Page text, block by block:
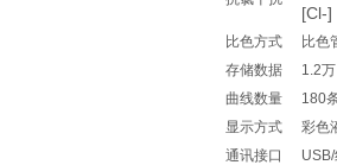
[Cl-
比色方式
比色
存储数据
1.2万
曲线数量
180
显示方式
彩色
通讯接口